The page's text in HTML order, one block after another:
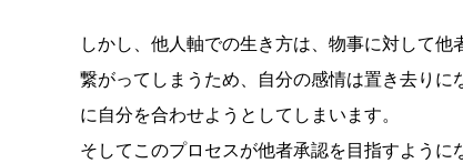
しかし、他人軸での生き方は、物事に対して
繋がってしまうため、自分の感情は置き去り
に自分を合わせようとしてしまいます。
そしてこのプロセスが他者承認を目指すように